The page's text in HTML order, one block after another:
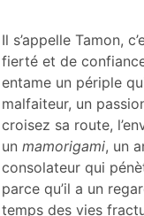
Il s’appelle Tamon,
fierté et de
entame un périple
malfaiteur, un
croisez sa route,
un mamorigami, un
consolateur qui
parce qu’il a un
temps des vies